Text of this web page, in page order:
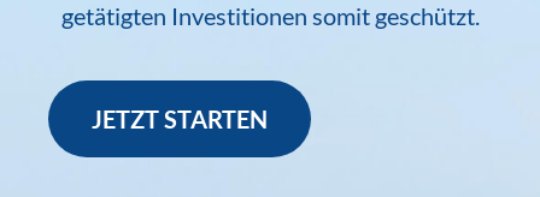
getätigten Investitionen somit geschützt.
JETZT STARTEN